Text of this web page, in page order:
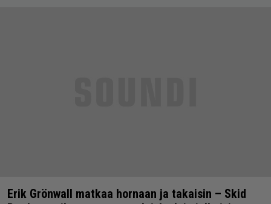
Erik Grönwall matkaa hornaan ja takaisin – Skid